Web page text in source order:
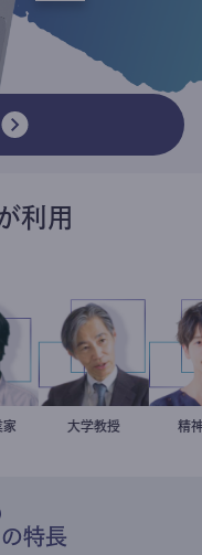
利用
弘樹
業家 加藤忠史
大学教授
の特長